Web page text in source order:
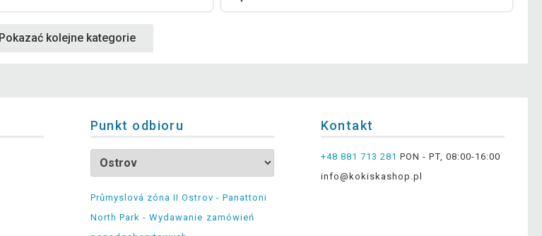
Pokazać kolejne kategorie
Punkt odbioru
Průmyslová zóna II Ostrov - Panattoni
North Park - Wydawanie zamówień
Kontakt
+48 881 713 281 PON - PT, 08:00-16:00
info@kokiskashop.pl